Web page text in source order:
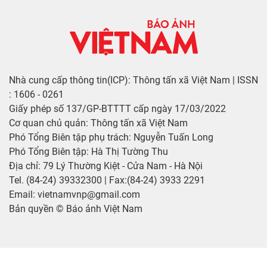
Nhà cung cấp thông tin(ICP): Thông tấn xã Việt Nam | ISSN
: 1606 - 0261
Giấy phép số 137/GP-BTTTT cấp ngày 17/03/2022
Cơ quan chủ quản: Thông tấn xã Việt Nam
Phó Tổng Biên tập phụ trách: Nguyễn Tuấn Long
Phó Tổng Biên tập: Hà Thị Tường Thu
Địa chỉ: 79 Lý Thường Kiệt - Cửa Nam - Hà Nội
Tel. (84-24) 39332300 | Fax:(84-24) 3933 2291
Email: vietnamvnp@gmail.com
Bản quyền © Báo ảnh Việt Nam